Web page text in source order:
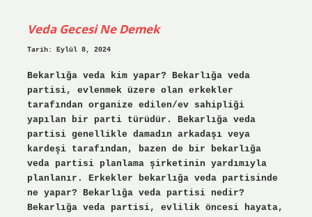
Veda Gecesi Ne Demek
Tarih: Eylül 8, 2024
Bekarlığa veda kim yapar? Bekarlığa veda
partisi, evlenmek üzere olan erkekler
tarafından organize edilen/ev sahipliği
yapılan bir parti türüdür. Bekarlığa veda
partisi genellikle damadın arkadaşı veya
kardeşi tarafından, bazen de bir bekarlığa
veda partisi planlama şirketinin yardımıyla
planlanır. Erkekler bekarlığa veda partisinde
ne yapar? Bekarlığa veda partisi nedir?
Bekarlığa veda partisi, evlilik öncesi hayata,